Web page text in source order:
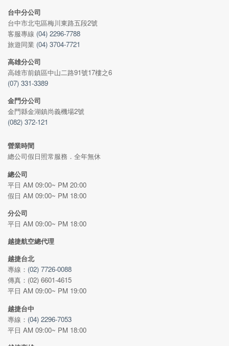
台中分公司
台中市北屯區梅川東路五段2號
客服專線 (04) 2296-7788
旅遊同業 (04) 3704-7721
高雄分公司
高雄市前鎮區中山二路91號17樓之6
(07) 331-3389
金門分公司
金門縣金湖鎮尚義機場2號
(082) 372-121
營業時間
總公司假日照常服務．全年無休
總公司
平日 AM 09:00~ PM 20:00
假日 AM 09:00~ PM 18:00
分公司
平日 AM 09:00~ PM 18:00
越捷航空總代理
越捷台北
專線： (02) 7726-0088
傳真：(02) 6601-4615
平日 AM 09:00~ PM 19:00
越捷台中
專線： (04) 2296-7053
平日 AM 09:00~ PM 18:00